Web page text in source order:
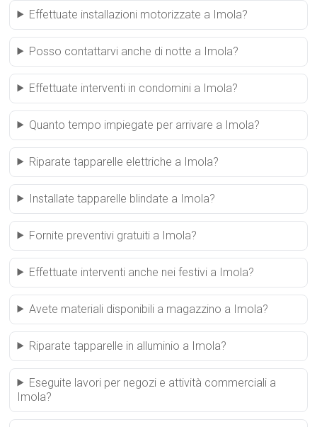
Effettuate installazioni motorizzate a Imola?
Posso contattarvi anche di notte a Imola?
Effettuate interventi in condomini a Imola?
Quanto tempo impiegate per arrivare a Imola?
Riparate tapparelle elettriche a Imola?
Installate tapparelle blindate a Imola?
Fornite preventivi gratuiti a Imola?
Effettuate interventi anche nei festivi a Imola?
Avete materiali disponibili a magazzino a Imola?
Riparate tapparelle in alluminio a Imola?
Eseguite lavori per negozi e attività commerciali a
Imola?